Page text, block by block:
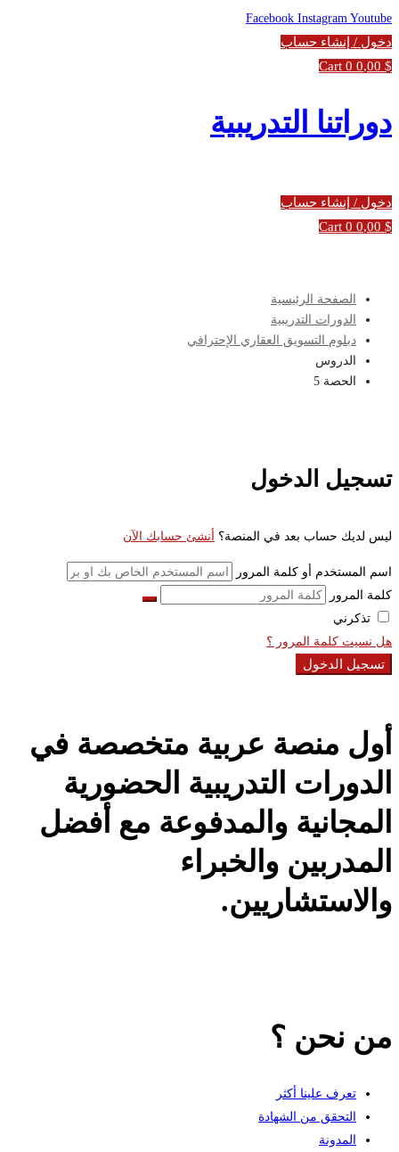
Facebook Instagram Youtube
دخول / إنشاء حساب
0,00 $
0
Cart
دوراتنا التدريبية
دخول / إنشاء حساب
0,00 $
0
Cart
الصفحة الرئيسية
الدورات التدريبية
دبلوم التسويق العقاري الإحترافي
الدروس
الحصة 5
تسجيل الدخول
ليس لديك حساب بعد في المنصة؟ أنشئ حسابك الآن
اسم المستخدم أو كلمة المرور
كلمة المرور
تذكرني
هل نسيت كلمة المرور ؟
تسجيل الدخول
أول منصة عربية متخصصة في
الدورات التدريبية الحضورية
المجانية والمدفوعة مع أفضل
المدربين والخبراء
والاستشاريين.
من نحن ؟
تعرف علينا أكثر
التحقق من الشهادة
المدونة